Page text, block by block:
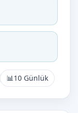
📊10 Günlük